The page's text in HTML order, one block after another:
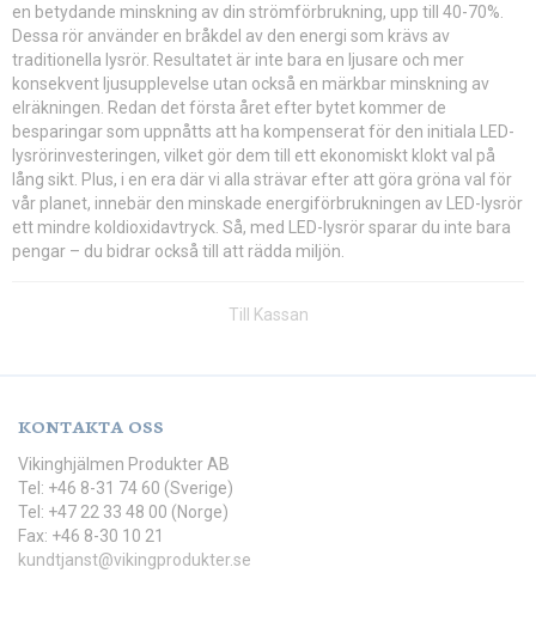
en betydande minskning av din strömförbrukning, upp till 40-70%.
Dessa rör använder en bråkdel av den energi som krävs av
traditionella lysrör. Resultatet är inte bara en ljusare och mer
konsekvent ljusupplevelse utan också en märkbar minskning av
elräkningen. Redan det första året efter bytet kommer de
besparingar som uppnåtts att ha kompenserat för den initiala LED-
lysrörinvesteringen, vilket gör dem till ett ekonomiskt klokt val på
lång sikt. Plus, i en era där vi alla strävar efter att göra gröna val för
vår planet, innebär den minskade energiförbrukningen av LED-lysrör
ett mindre koldioxidavtryck. Så, med LED-lysrör sparar du inte bara
pengar – du bidrar också till att rädda miljön.
Till Kassan
KONTAKTA OSS
Vikinghjälmen Produkter AB
Tel: +46 8-31 74 60 (Sverige)
Tel: +47 22 33 48 00 (Norge)
Fax: +46 8-30 10 21
kundtjanst@vikingprodukter.se